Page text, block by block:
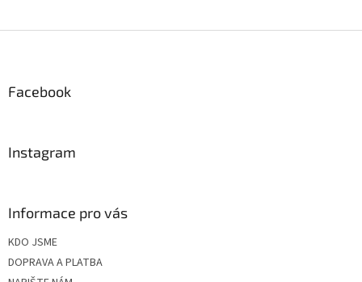
Facebook
Instagram
Informace pro vás
KDO JSME
DOPRAVA A PLATBA